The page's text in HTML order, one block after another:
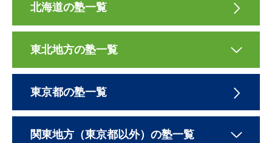
北海道の塾一覧
東北地方の塾一覧
東京都の塾一覧
関東地方（東京都以外）の塾一覧